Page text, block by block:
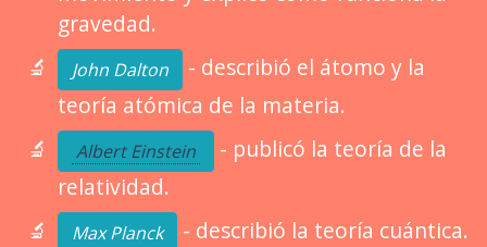
gravedad.
John Dalton
- describió el átomo y la
teoría atómica de la materia.
Albert Einstein
- publicó la teoría de la
relatividad.
Max Planck - describió la teoría cuántica.